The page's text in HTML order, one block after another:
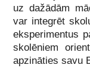
uz dažādām
var integrēt
eksperimentus
skolēniem
apzināties savu